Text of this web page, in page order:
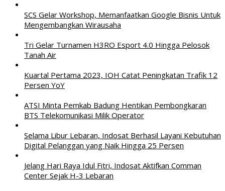
SCS Gelar Workshop, Memanfaatkan Google Bisnis Untuk
Mengembangkan Wirausaha
Tri Gelar Turnamen H3RO Esport 4.0 Hingga Pelosok
Tanah Air
Kuartal Pertama 2023, IOH Catat Peningkatan Trafik 12
Persen YoY
ATSI Minta Pemkab Badung Hentikan Pembongkaran
BTS Telekomunikasi Milik Operator
Selama Libur Lebaran, Indosat Berhasil Layani Kebutuhan
Digital Pelanggan yang Naik Hingga 25 Persen
Jelang Hari Raya Idul Fitri, Indosat Aktifkan Comman
Center Sejak H-3 Lebaran